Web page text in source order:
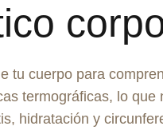
tu cuerpo para
termográficas, lo que
hidratación y